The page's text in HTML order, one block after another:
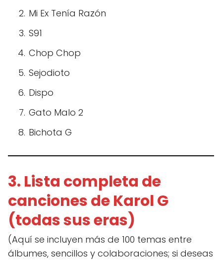
Mi Ex Tenía Razón
S91
Chop Chop
Sejodioto
Dispo
Gato Malo 2
Bichota G
3. Lista completa de
canciones de Karol G
(todas sus eras)
(Aquí se incluyen más de 100 temas entre
álbumes, sencillos y colaboraciones; si deseas